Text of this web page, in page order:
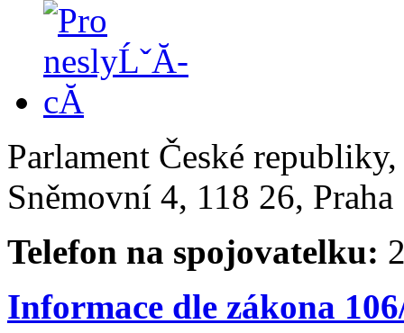
Parlament České
Sněmovní 4, 118 26,
Telefon na spojovatelku:
Informace dle zákona